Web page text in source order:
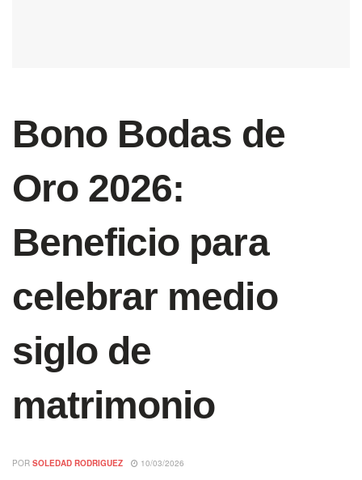
Bono Bodas de
Oro 2026:
Beneficio para
celebrar medio
siglo de
matrimonio
POR SOLEDAD RODRIGUEZ 10/03/2026